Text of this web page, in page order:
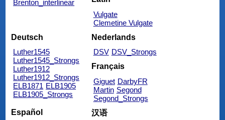
Brenton_interlinear
Vulgate
Clemetine Vulgate
Deutsch
Luther1545
Luther1545_Strongs
Luther1912
Luther1912_Strongs
ELB1871 ELB1905
ELB1905_Strongs
Nederlands
DSV DSV_Strongs
Français
Giguet DarbyFR
Martin Segond
Segond_Strongs
Español
汉语